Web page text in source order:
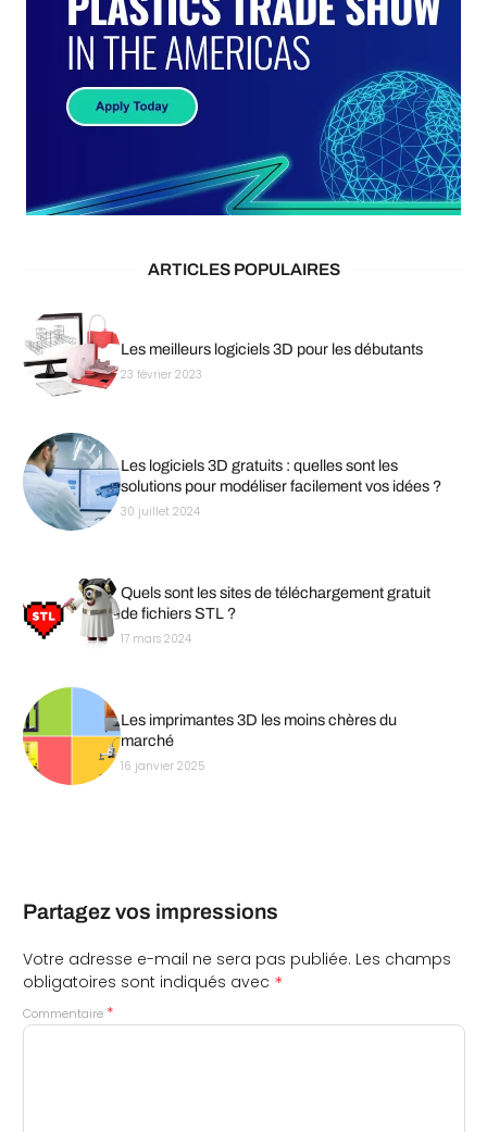
ARTICLES POPULAIRES
Les meilleurs logiciels 3D pour les débutants
23 février 2023
Les logiciels 3D gratuits : quelles sont les
solutions pour modéliser facilement vos idées ?
30 juillet 2024
Quels sont les sites de téléchargement gratuit
de fichiers STL ?
17 mars 2024
Les imprimantes 3D les moins chères du
marché
16 janvier 2025
Partagez vos impressions
Votre adresse e-mail ne sera pas publiée. Les champs
obligatoires sont indiqués avec *
Commentaire *